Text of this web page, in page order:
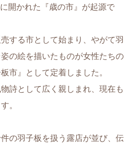
開かれた『歳の市』が起源で
する市として始まり、やがて羽
の絵を描いたものが女性たちの
市』として定着しました。
詩として広く親しまれ、現在も
。
の羽子板を扱う露店が並び、伝